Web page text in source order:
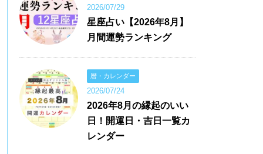
2026/07/29
星座占い【2026年8月】
月間運勢ランキング
暦・カレンダー
2026/07/24
2026年8月の縁起のいい
日！開運日・吉日一覧カ
レンダー